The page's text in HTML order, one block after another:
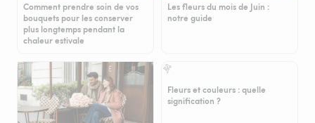
Comment prendre soin de vos
bouquets pour les conserver
plus longtemps pendant la
chaleur estivale
Les fleurs du mois de Juin :
notre guide
Fleurs et couleurs : quelle
signification ?